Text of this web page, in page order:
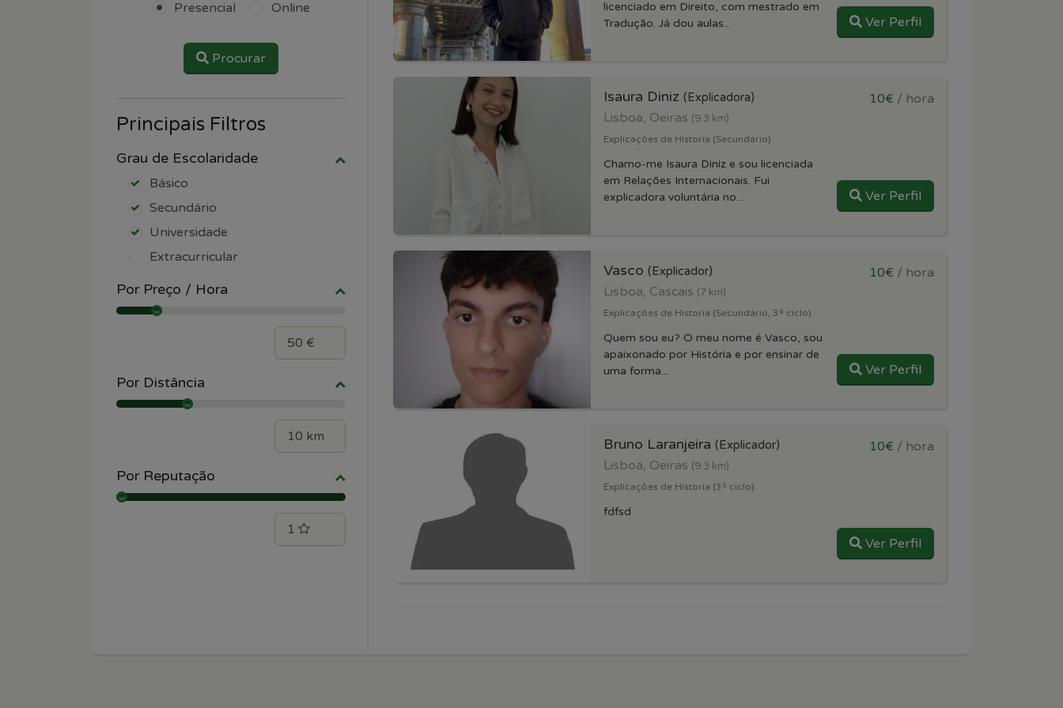
licenciado em Direito, com mestrado em
Tradução. Já dou aulas...
Ver Perfil
Isaura Diniz (Explicadora)
Lisboa, Oeiras (9.3 km)
Explicações de Historia (Secundário)
Chamo-me Isaura Diniz e sou licenciada
em Relações Internacionais. Fui
explicadora voluntária no...
10€ / hora
Ver Perfil
Vasco (Explicador)
Lisboa, Cascais (7 km)
Explicações de Historia (Secundário, 3º ciclo)
Quem sou eu? O meu nome é Vasco, sou
apaixonado por História e por ensinar de
uma forma...
10€ / hora
Ver Perfil
Bruno Laranjeira (Explicador)
Lisboa, Oeiras (9.3 km)
Explicações de Historia (3º ciclo)
fdfsd
10€ / hora
Ver Perfil
Presencial Online
Procurar
Principais Filtros
Grau de Escolaridade
Básico
Secundário
Universidade
Extracurricular
Por Preço / Hora
Por Distância
Por Reputação